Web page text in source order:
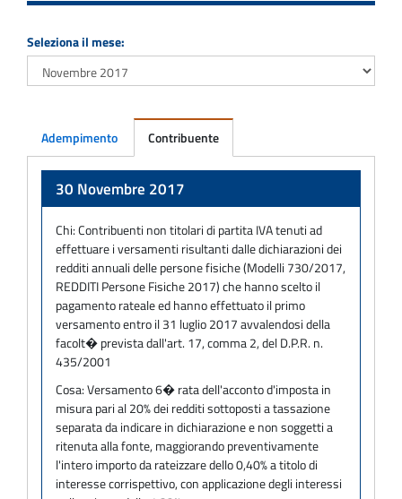
Seleziona il mese:
Adempimento Contribuente
30 Novembre 2017
Chi:Contribuenti non titolari di partita IVA tenuti ad
effettuare i versamenti risultanti dalle dichiarazioni dei
redditi annuali delle persone fisiche (Modelli 730/2017,
REDDITI Persone Fisiche 2017) che hanno scelto il
pagamento rateale ed hanno effettuato il primo
versamento entro il 31 luglio 2017 avvalendosi della
facolt� prevista dall'art. 17, comma 2, del D.P.R. n.
435/2001
Cosa:Versamento 6� rata dell'acconto d'imposta in
misura pari al 20% dei redditi sottoposti a tassazione
separata da indicare in dichiarazione e non soggetti a
ritenuta alla fonte, maggiorando preventivamente
l'intero importo da rateizzare dello 0,40% a titolo di
interesse corrispettivo, con applicazione degli interessi